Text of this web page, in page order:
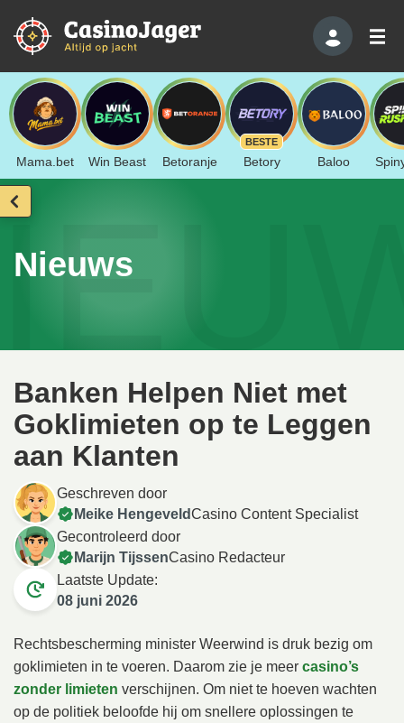
Mama.bet Win Beast Betoranje
BESTE
Betory Baloo
Nieuws
Banken Helpen Niet met
Goklimieten op te Leggen
aan Klanten
Geschreven door
Meike HengeveldCasino Content Specialist
Gecontroleerd door
Marijn TijssenCasino Redacteur
Laatste Update:
08 juni 2026
Rechtsbescherming minister Weerwind is druk bezig om
goklimieten in te voeren. Daarom zie je meer casino’s
zonder limieten verschijnen. Om niet te hoeven wachten
op de politiek beloofde hij om snellere oplossingen te